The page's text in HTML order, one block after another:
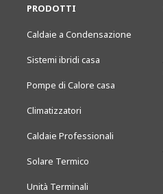
PRODOTTI
Caldaie a Condensazione
Sistemi ibridi casa
Pompe di Calore casa
Climatizzatori
Caldaie Professionali
Solare Termico
Unità Terminali